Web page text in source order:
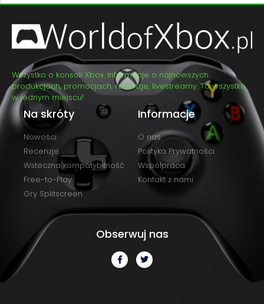
Wszystko o konsoli Xbox. Informacje o najnowszych
produkcjach, promocjach, recenzje, livestreamy. To wszystko
w jednym miejscu!
Na skróty
Nowości
Recenzje
Wsteczna kompatybilność
Free-to-Play
Gry Splitscreen
Informacje
O nas
Polityka Prywatności
Współpraca
Kontakt z nami
Obserwuj nas